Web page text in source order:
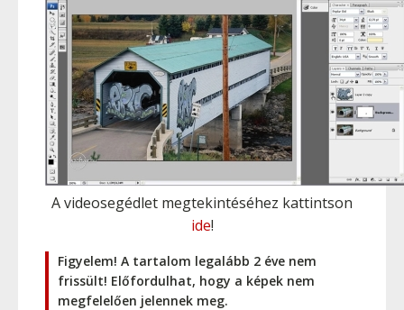
A videosegédlet megtekintéséhez kattintson
ide!
Figyelem! A tartalom legalább 2 éve nem
frissült! Előfordulhat, hogy a képek nem
megfelelően jelennek meg.